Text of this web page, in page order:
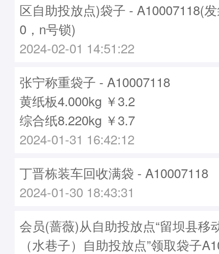
区自助投放点)袋子 - A10007118(
0，n号锁)
2024-02-01 14:51:22
张宁称重袋子 - A10007118
黄纸板4.000kg ￥3.2
综合纸8.220kg ￥3.7
2024-01-31 16:42:12
丁晋栋装车回收满袋 - A10007118
2024-01-30 18:43:31
会员(蔷薇)从自助投放点“留坝县移
（水巷子）自助投放点”领取袋子